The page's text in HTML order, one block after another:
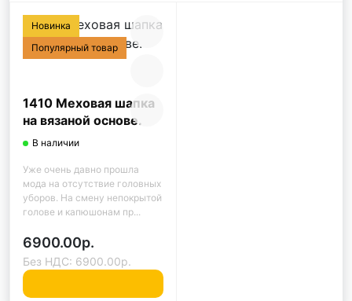
Новинка
Популярный товар
1410 Меховая шапка
на вязаной основе.
В наличии
Уже очень давно прошла
мода на отсутствие головных
уборов. На смену непокрытой
голове и капюшонам пр...
6900.00р.
Без НДС: 6900.00р.